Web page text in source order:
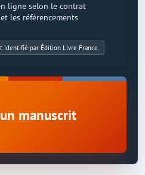
ligne selon le contrat
les référencements
identifié par Édition Livre France.
manuscrit